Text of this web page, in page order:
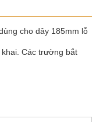
cho dây 185mm lỗ
Các trường bắt